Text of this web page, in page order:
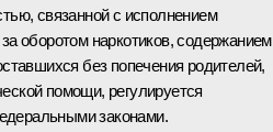
связанной с исполнением
оборотом наркотиков, содержанием
без попечения родителей,
помощи, регулируется
законами.